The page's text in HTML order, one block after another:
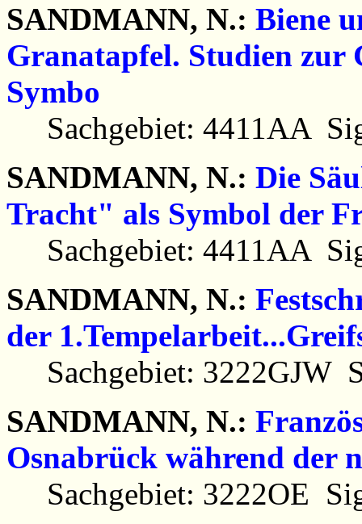
SANDMANN, N.: Biene
Granatapfel. Studien zur
Symbo
Sachgebiet: 4411AA
SANDMANN, N.: Die
Tracht" als Symbol der
Sachgebiet: 4411AA
SANDMANN, N.:
der
Sachgebiet: 3222GJW
SANDMANN, N.:
Osnabrück während der
Sachgebiet: 3222OE